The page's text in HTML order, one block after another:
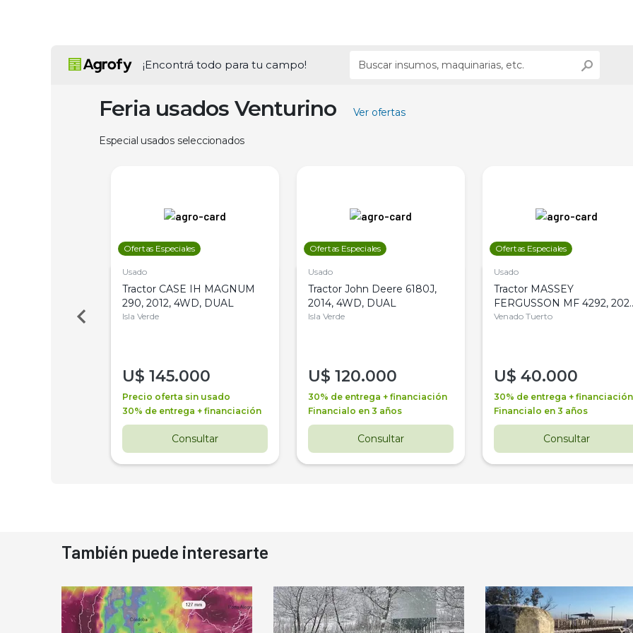
¡Encontrá todo para tu campo!
Feria usados Venturino Ver ofertas
Especial usados seleccionados
Ofertas Especiales
Usado
Tractor CASE IH MAGNUM
290, 2012, 4WD, DUAL
Isla Verde
U$ 145.000
Precio oferta sin usado
30% de entrega + financiación
Consultar
Ofertas Especiales
Usado
Tractor John Deere 6180J,
2014, 4WD, DUAL
Isla Verde
U$ 120.000
30% de entrega + financiación
Financialo en 3 años
Consultar
Ofertas Especiales
Usado
Tractor MASSEY
FERGUSSON MF 4292,
4WD, PATON
Venado Tuerto
U$ 40.000
30% de entrega + financiación
Financialo en 3 años
Consultar
También puede interesarte